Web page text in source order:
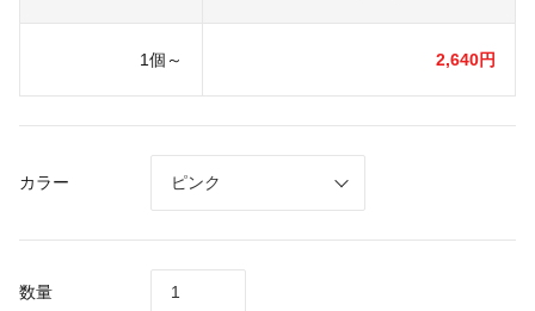
1個～ 2,640円
カラー
数量